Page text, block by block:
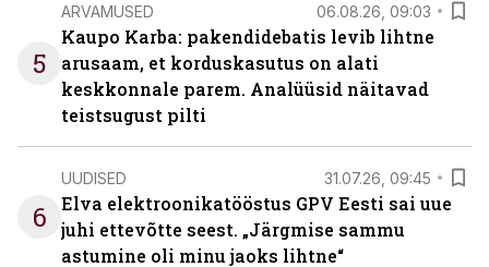
5
ARVAMUSED 06.08.26, 09:03
Kaupo Karba: pakendidebatis levib lihtne
arusaam, et korduskasutus on alati
keskkonnale parem. Analüüsid näitavad
teistsugust pilti
6
UUDISED 31.07.26, 09:45
Elva elektroonikatööstus GPV Eesti sai uue
juhi ettevõtte seest. „Järgmise sammu
astumine oli minu jaoks lihtne“